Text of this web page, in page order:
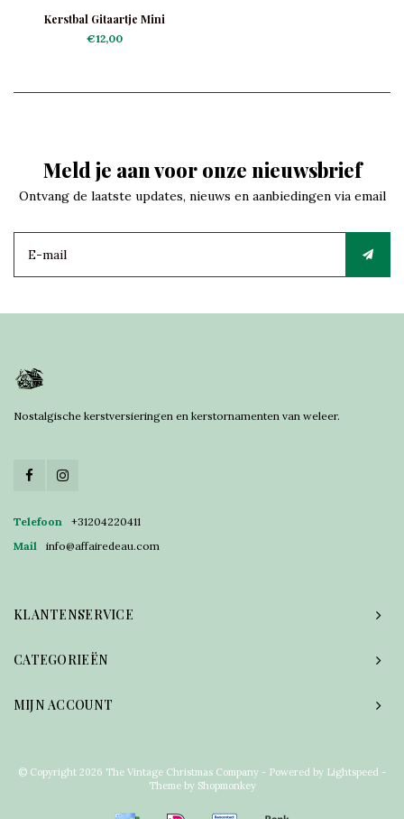
Kerstbal Gitaartje Mini
€12,00
Meld je aan voor onze nieuwsbrief
Ontvang de laatste updates, nieuws en aanbiedingen via email
Nostalgische kerstversieringen en kerstornamenten van weleer.
Telefoon
+31204220411
Mail
info@affairedeau.com
KLANTENSERVICE
CATEGORIEËN
MIJN ACCOUNT
© Copyright 2026 The Vintage Christmas Company - Powered by Lightspeed -
Theme by Shopmonkey